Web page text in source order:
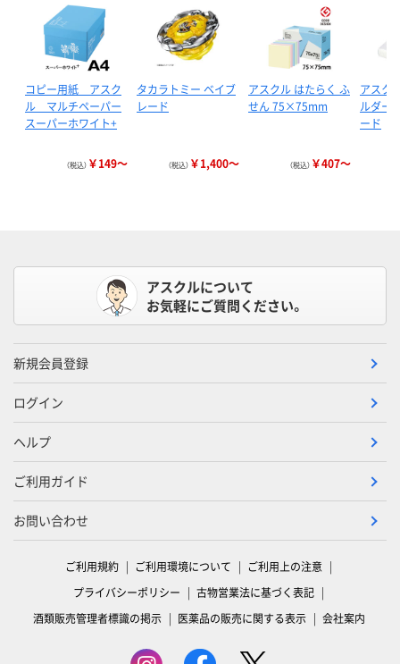
コピー用紙 アスク
ル マルチペーパー
スーパーホワイト+
（税込） ￥149～
タカラトミー ベイブ
レード
（税込） ￥1,400～
アスクル はたらく ふ
せん 75×75mm
（税込） ￥407～
アスク
ルダー
ード
アスクルについて
お気軽にご質問ください。
新規会員登録
ログイン
ヘルプ
ご利用ガイド
お問い合わせ
ご利用規約 ご利用環境について
ご利用上の注意
プライバシーポリシー
古物営業法に基づく表記
酒類販売管理者標識の掲示
医薬品の販売に関する表示 会社案内